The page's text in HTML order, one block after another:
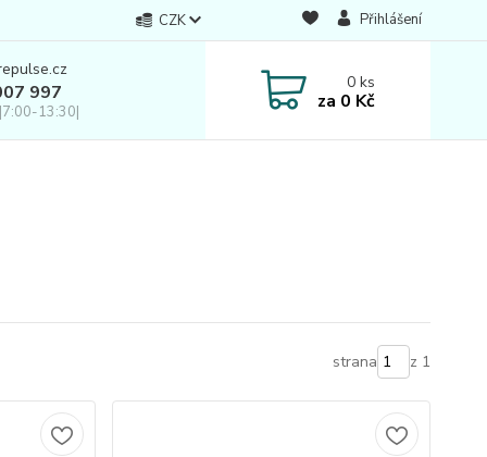
CZK Přihlášení
997
13:30|
0ks
za 0 Kč
strana z 1